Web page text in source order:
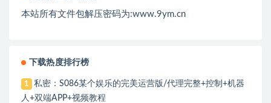
本站所有文件包解压密码为:www.9ym.cn
下载热度排行榜
1
私密：S086某个娱乐的完美运营版/代理完整+控制+机器
人+双端APP+视频教程